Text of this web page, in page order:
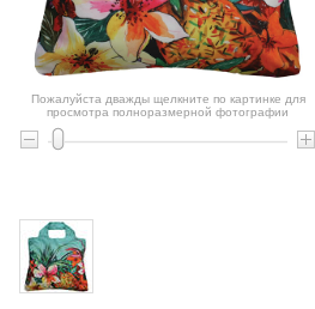
Пожалуйста дважды щелкните по картинке для
просмотра полноразмерной фотографии